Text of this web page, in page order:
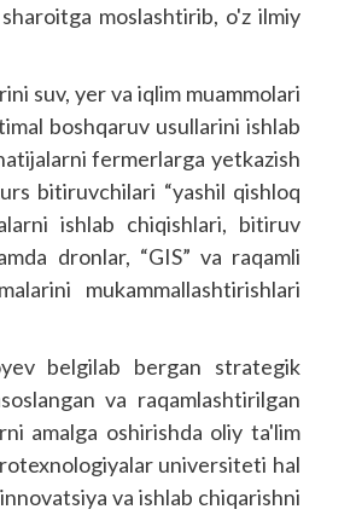
moslashtirib, o'z ilmiy
suv, yer va iqlim muammolari
boshqaruv usullarini ishlab
fermerlarga yetkazish
bitiruvchilari “yashil qishloq
ishlab chiqishlari, bitiruv
dronlar, “GIS” va raqamli
mukammallashtirishlari
belgilab bergan strategik
va raqamlashtirilgan
amalga oshirishda oliy ta'lim
universiteti hal
va ishlab chiqarishni